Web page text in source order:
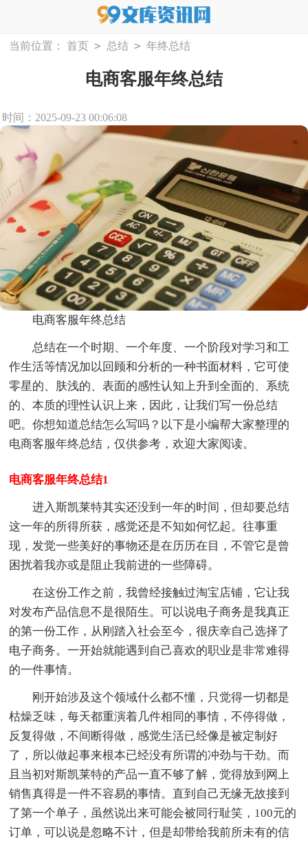
当前位置： 首页 > 总结 > 年终总结
电商客服年终总结
时间：2025-09-23 00:06:08
电商客服年终总结
总结在一个时期、一个年度、一个阶段对学习和工
作生活等情况加以回顾和分析的一种书面材料，它可使
零星的、肤浅的、表面的感性认知上升到全面的、系统
的、本质的理性认识上来，因此，让我们写一份总结
吧。你想知道总结怎么写吗？以下是小编帮大家整理的
电商客服年终总结，仅供参考，欢迎大家阅读。
电商客服年终总结1
进入斯凯莱特其实还没到一年的时间，但却要总结
这一年的所得所获，感觉还是不知如何忆起。往事重
现，发觉一些美好的事物还是在历历在目，不管它是曾
困扰着我亦或是阻止我前进的一些障碍。
在这份工作之前，我曾经接触过淘宝店铺，它让我
对发布产品信息不是很陌生。可以说电子商务是我真正
的第一份工作，从刚踏入社会至今，很庆幸自己选择了
电子商务。一开始就能遇到自己喜欢的职业是非常难得
的一件事情。
刚开始涉及这个领域什么都不懂，只觉得一切都是
枯燥乏味，每天都重演着几件相同的事情，不停得做，
反复得做，不间断得做，感觉生活已经像是被定制好
了，所以做起事来根本已经没有所谓的冲劲与干劲。而
且当初对斯凯莱特的产品一直不够了解，觉得放到网上
销售真得是一件不容易的事情。直到自己无缘无故接到
了第一个单子，虽然说出来可能会被同行耻笑，100元的
订单，可以说是忽略不计，但是却带给我前所未有的信